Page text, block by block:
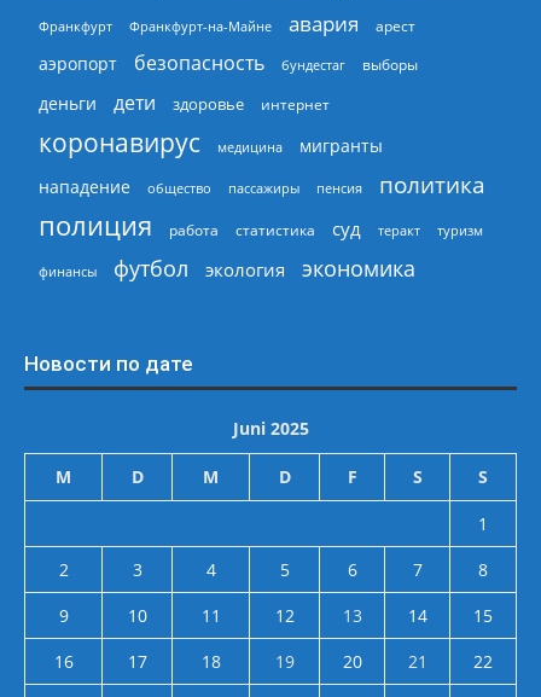
Франкфурт Франкфурт-на-Майне авария арест
аэропорт безопасность бундестаг выборы
деньги дети здоровье интернет
коронавирус медицина
мигранты
нападение
общество пассажиры пенсия политика
полиция работа статистика суд теракт туризм
финансы футбол экология экономика
Новости по дате
Juni 2025
M D M D F S S
1
2
3 4 5 6 7
8
9
10 11 12 13 14
15
16
17 18 19 20 21
22